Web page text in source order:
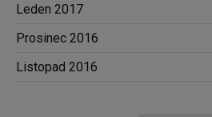
Leden 2017
Prosinec 2016
Listopad 2016